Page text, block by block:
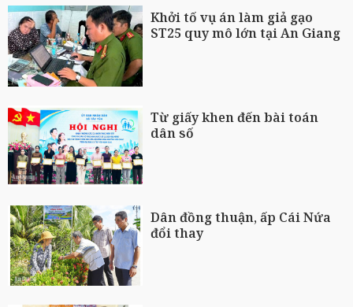
Khởi tố vụ án làm giả gạo
ST25 quy mô lớn tại An Giang
Từ giấy khen đến bài toán
dân số
Dân đồng thuận, ấp Cái Nứa
đổi thay